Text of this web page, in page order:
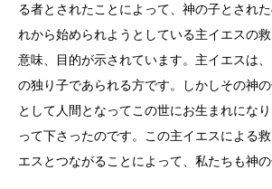
る者とされたことによって、神の子とされ
れから始められようとしている主イエスの
意味、目的が示されています。主イエスは
の独り子であられる方です。しかしその神
として人間となってこの世にお生まれにな
って下さったのです。この主イエスによる
エスとつながることによって、私たちも神の